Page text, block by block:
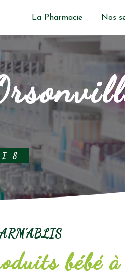
La Pharmacie Nos
bébé